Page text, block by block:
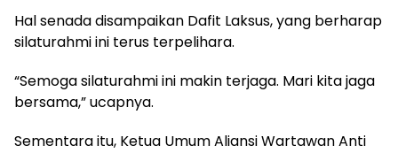
Hal senada disampaikan Dafit Laksus, yang berharap
silaturahmi ini terus terpelihara.
“Semoga silaturahmi ini makin terjaga. Mari kita jaga
bersama,” ucapnya.
Sementara itu, Ketua Umum Aliansi Wartawan Anti